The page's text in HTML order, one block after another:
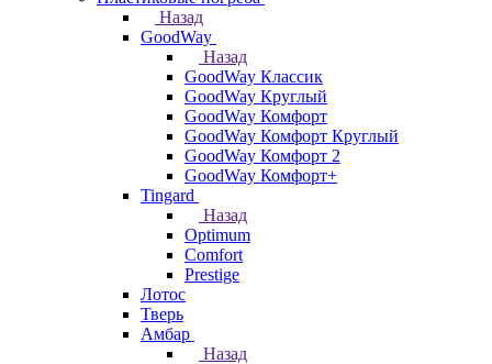
Назад
GoodWay
Назад
GoodWay Классик
GoodWay Круглый
GoodWay Комфорт
GoodWay Комфорт Круглый
GoodWay Комфорт 2
GoodWay Комфорт+
Tingard
Назад
Optimum
Comfort
Prestige
Лотос
Тверь
Амбар
Назад